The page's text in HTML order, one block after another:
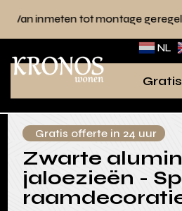
montage geregeld Stijlvolle
NL
Gratis offerte in 24 uur
Zwarte
jaloezieën -